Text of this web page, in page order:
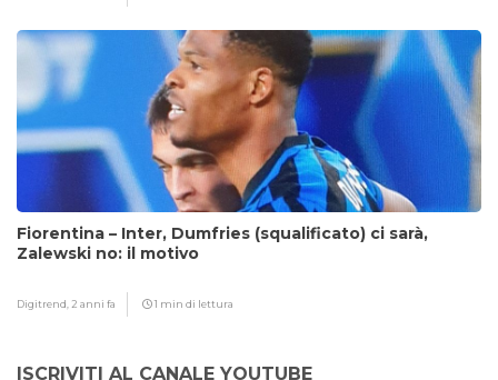
Fiorentina – Inter, Dumfries (squalificato) ci sarà,
Zalewski no: il motivo
Digitrend, 2 anni fa 1 min di lettura
ISCRIVITI AL CANALE YOUTUBE